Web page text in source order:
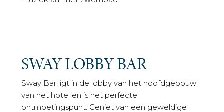
SWAY LOBBY BAR
Sway Bar ligt in de lobby van het hoofdgebouw
van het hotel en is het perfecte
ontmoetingspunt. Geniet van een geweldige